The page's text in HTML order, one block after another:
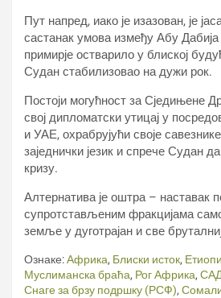
Пут напред, иако је изазован, је
састанак умова између Абу
примирје остварило у блиској
Судан стабилизовао на дужи рок.
Постоји могућност за Сједињене
свој дипломатски утицај у
и УАЕ, охрабрујући своје
заједнички језик и спрече Судан
кризу.
Алтернатива је оштра – наставак
супротстављеним фракцијама
земље у дуготрајан и све
Ознаке:Африка, Блиски исток,
Муслиманска браћа, Рог Африка,
Снаге за брзу подршку (РСФ),